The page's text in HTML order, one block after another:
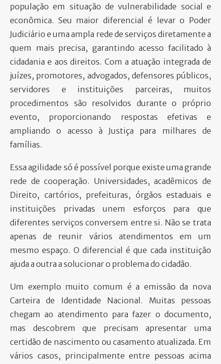
população em situação de vulnerabilidade social e
econômica. Seu maior diferencial é levar o Poder
Judiciário e uma ampla rede de serviços diretamente a
quem mais precisa, garantindo acesso facilitado à
cidadania e aos direitos. Com a atuação integrada de
juízes, promotores, advogados, defensores públicos,
servidores e instituições parceiras, muitos
procedimentos são resolvidos durante o próprio
evento, proporcionando respostas efetivas e
ampliando o acesso à Justiça para milhares de
famílias.
Essa agilidade só é possível porque existe uma grande
rede de cooperação. Universidades, acadêmicos de
Direito, cartórios, prefeituras, órgãos estaduais e
instituições privadas unem esforços para que
diferentes serviços conversem entre si. Não se trata
apenas de reunir vários atendimentos em um
mesmo espaço. O diferencial é que cada instituição
ajuda a outra a solucionar o problema do cidadão.
Um exemplo muito comum é a emissão da nova
Carteira de Identidade Nacional. Muitas pessoas
chegam ao atendimento para fazer o documento,
mas descobrem que precisam apresentar uma
certidão de nascimento ou casamento atualizada. Em
vários casos, principalmente entre pessoas acima